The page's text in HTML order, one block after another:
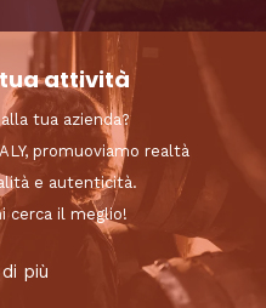
attività
tua azienda?
promuoviamo realtà
e autenticità.
cerca il meglio!
più